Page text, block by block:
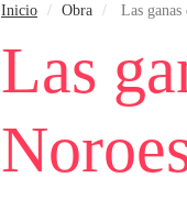
Inicio Obra Las
Las